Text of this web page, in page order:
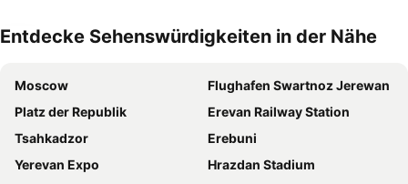
Entdecke Sehenswürdigkeiten in der Nähe
Moscow
Flughafen Swartnoz Jerewan
Platz der Republik
Erevan Railway Station
Tsahkadzor
Erebuni
Yerevan Expo
Hrazdan Stadium